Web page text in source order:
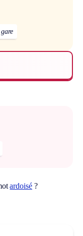
ardoisé?